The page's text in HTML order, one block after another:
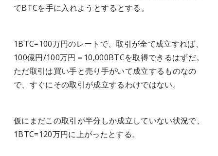
てBTCを手に入れようとするとする。
1BTC=100万円のレートで、取引が全て成立すれば、
100億円/100万円＝10,000BTCを取得できるはずだ。
ただ取引は買い手と売り手がいて成立するものなの
で、すぐにその取引が成立するわけではない。
仮にまだこの取引が半分しか成立していない状況で、
1BTC=120万円に上がったとする。